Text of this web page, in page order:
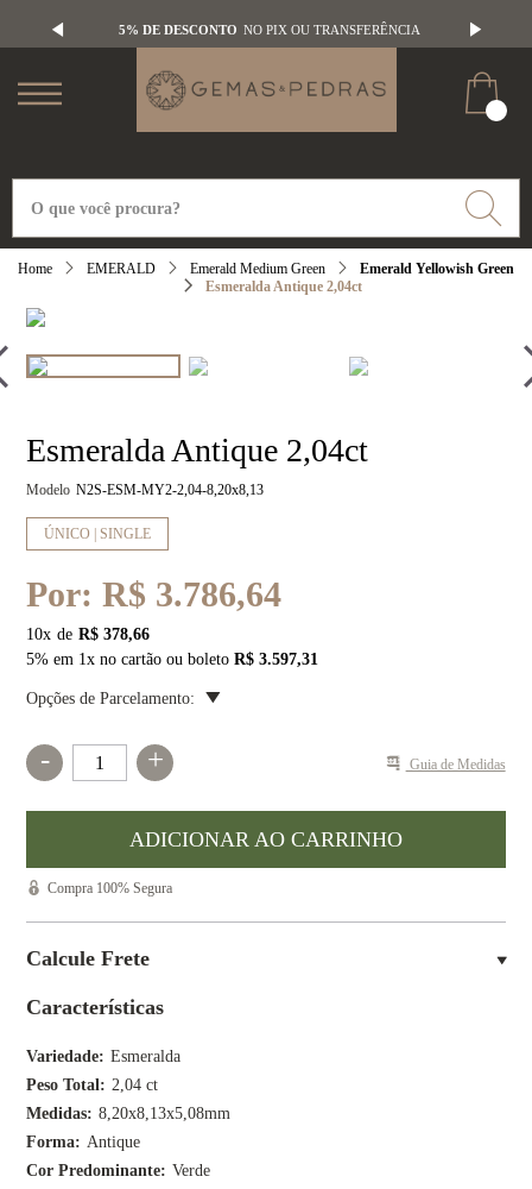
5% DE DESCONTO NO PIX OU TRANSFERÊNCIA
EMERALD Emerald Medium Green
Emerald Yellowish Green
Esmeralda Antique 2,04ct
Características
Variedade
Esmeralda
Peso Total
2,04 ct
Medidas
8,20x8,13x5,08mm
Forma
Antique
Cor Predominante
Verde
Esmeralda Antique 2,04ct
Modelo N2S-ESM-MY2-2,04-8,20x8,13
ÚNICO | SINGLE
Por:R$ 3.786,64
10x
R$ 378,66
5% em 1x no cartão ou boletoR$ 3.597,31
Opções de Parcelamento:
- + Guia de Medidas
Compra 100% Segura
Calcule Frete